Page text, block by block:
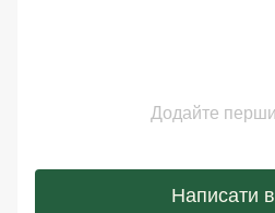
Додайте
Написати